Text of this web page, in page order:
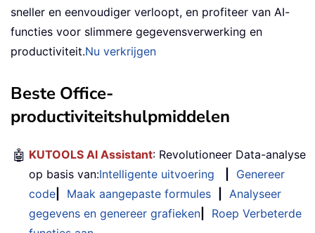
sneller en eenvoudiger verloopt, en profiteer van AI-
functies voor slimmere gegevensverwerking en
productiviteit.Nu verkrijgen
Beste Office-
productiviteitshulpmiddelen
🤖 KUTOOLS AI Assistant: Revolutioneer Data-analyse
op basis van:Intelligente uitvoering
Genereer
code
Maak aangepaste formules
Analyseer
gegevens en genereer grafieken
Roep Verbeterde